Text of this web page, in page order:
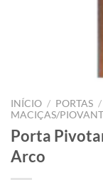
INÍCIO / PORTAS /
MACIÇAS/
Porta
Arco